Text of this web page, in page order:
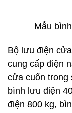
Mẫu
Bộ lưu điện
cung cấp điện
cửa cuốn trong
bình lưu điện
điện 800 kg,